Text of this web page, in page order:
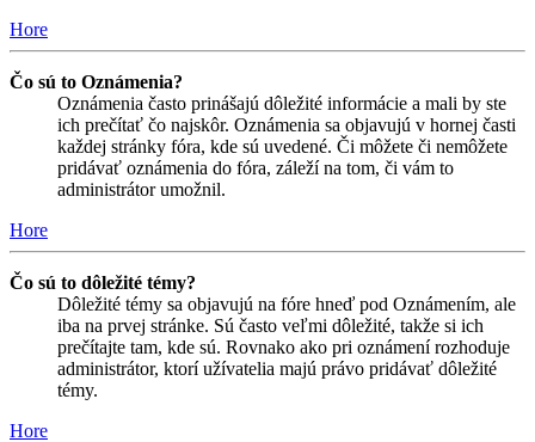
Hore
Čo sú to Oznámenia?
Oznámenia často prinášajú dôležité informácie a mali by ste
ich prečítať čo najskôr. Oznámenia sa objavujú v hornej časti
každej stránky fóra, kde sú uvedené. Či môžete či nemôžete
pridávať oznámenia do fóra, záleží na tom, či vám to
administrátor umožnil.
Hore
Čo sú to dôležité témy?
Dôležité témy sa objavujú na fóre hneď pod Oznámením, ale
iba na prvej stránke. Sú často veľmi dôležité, takže si ich
prečítajte tam, kde sú. Rovnako ako pri oznámení rozhoduje
administrátor, ktorí užívatelia majú právo pridávať dôležité
témy.
Hore